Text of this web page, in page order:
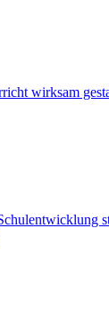
wirksam